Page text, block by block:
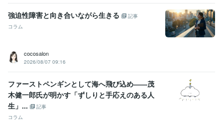
強迫性障害と向き合いながら生きる
記事
コラム
cocosalon
2026/08/07 09:16
ファーストペンギンとして海へ飛び込め――茂
木健一郎氏が明かす「ずしりと手応えのある人
生」...
記事
コラム